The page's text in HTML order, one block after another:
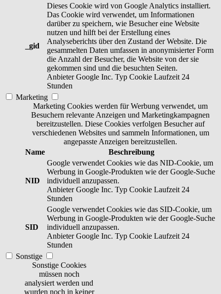
_gid
Dieses Cookie wird von Google Analytics installiert.
Das Cookie wird verwendet, um Informationen
darüber zu speichern, wie Besucher eine Website
nutzen und hilft bei der Erstellung eines
Analyseberichts über den Zustand der Website. Die
gesammelten Daten umfassen in anonymisierter Form
die Anzahl der Besucher, die Website von der sie
gekommen sind und die besuchten Seiten.
Anbieter Google Inc. Typ Cookie Laufzeit 24
Stunden
Marketing
Marketing Cookies werden für Werbung verwendet, um
Besuchern relevante Anzeigen und Marketingkampagnen
bereitzustellen. Diese Cookies verfolgen Besucher auf
verschiedenen Websites und sammeln Informationen, um
angepasste Anzeigen bereitzustellen.
Name
Beschreibung
NID
Google verwendet Cookies wie das NID-Cookie, um
Werbung in Google-Produkten wie der Google-Suche
individuell anzupassen.
Anbieter Google Inc. Typ Cookie Laufzeit 24
Stunden
SID
Google verwendet Cookies wie das SID-Cookie, um
Werbung in Google-Produkten wie der Google-Suche
individuell anzupassen.
Anbieter Google Inc. Typ Cookie Laufzeit 24
Stunden
Sonstige
Sonstige Cookies
müssen noch
analysiert werden und
wurden noch in keiner